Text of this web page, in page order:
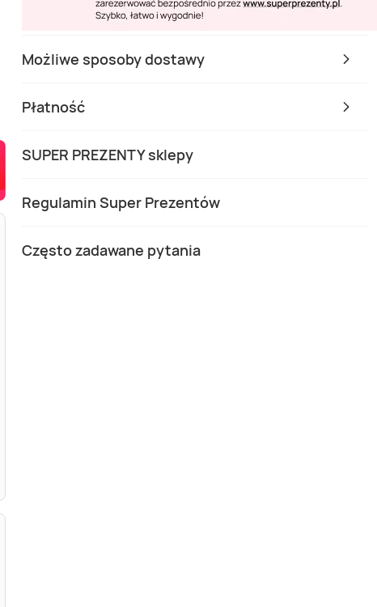
Możliwe sposoby dostawy
Płatność
SUPER PREZENTY sklepy
Regulamin Super Prezentów
Często zadawane pytania